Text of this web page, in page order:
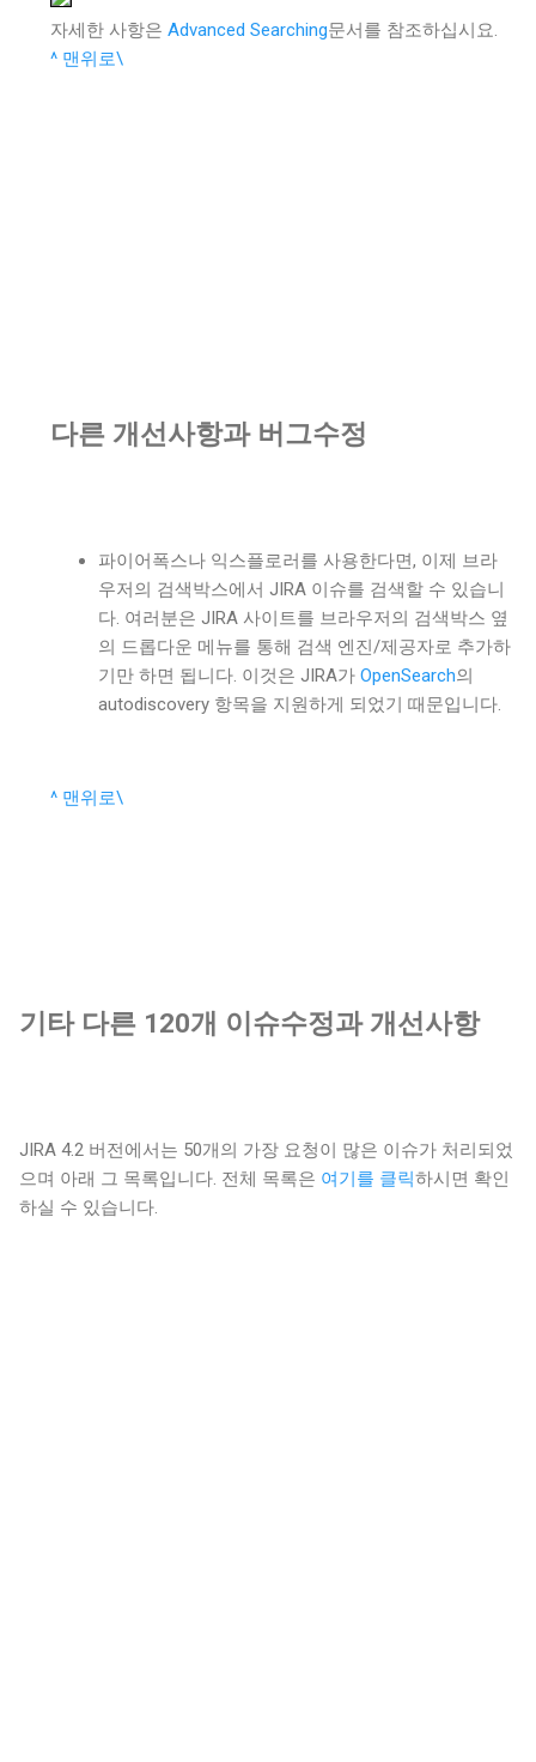
자세한 사항은 Advanced Searching문서를 참조하십시요.
^ 맨위로\
다른 개선사항과 버그수정
파이어폭스나 익스플로러를 사용한다면, 이제 브라
우저의 검색박스에서 JIRA 이슈를 검색할 수 있습니
다. 여러분은 JIRA 사이트를 브라우저의 검색박스 옆
의 드롭다운 메뉴를 통해 검색 엔진/제공자로 추가하
기만 하면 됩니다. 이것은 JIRA가 OpenSearch의
autodiscovery 항목을 지원하게 되었기 때문입니다.
^ 맨위로\
기타 다른 120개 이슈수정과 개선사항
JIRA 4.2 버전에서는 50개의 가장 요청이 많은 이슈가 처리되었
으며 아래 그 목록입니다. 전체 목록은 여기를 클릭하시면 확인
하실 수 있습니다.